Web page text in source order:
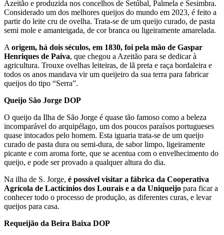
Azeitão e produzida nos concelhos de Setúbal, Palmela e Sesimbra.
Considerado um dos melhores queijos do mundo em 2023, é feito a
partir do leite cru de ovelha. Trata-se de um queijo curado, de pasta
semi mole e amanteigada, de cor branca ou ligeiramente amarelada.
A origem, há dois séculos, em 1830, foi pela mão de Gaspar
Henriques de Paiva, que chegou a Azeitão para se dedicar à
agricultura. Trouxe ovelhas leiteiras, de lã preta e raça bordaleira e
todos os anos mandava vir um queijeiro da sua terra para fabricar
queijos do tipo “Serra”.
Queijo São Jorge DOP
O queijo da Ilha de São Jorge é quase tão famoso como a beleza
incomparável do arquipélago, um dos poucos paraísos portugueses
quase intocados pelo homem. Esta iguaria trata-se de um queijo
curado de pasta dura ou semi-dura, de sabor limpo, ligeiramente
picante e com aroma forte, que se acentua com o envelhecimento do
queijo, e pode ser provado a qualquer altura do dia.
Na ilha de S. Jorge, é possível visitar a fábrica da Cooperativa
Agrícola de Lacticínios dos Lourais e a da Uniqueijo para ficar a
conhecer todo o processo de produção, as diferentes curas, e levar
queijos para casa.
Requeijão da Beira Baixa DOP